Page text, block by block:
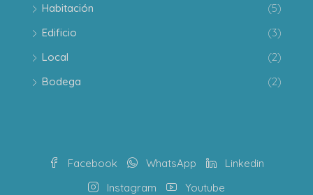
Habitación
(5)
Edificio
(3)
Local
(2)
Bodega
(2)
Facebook WhatsApp
Linkedin
Instagram
Youtube